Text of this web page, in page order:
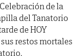
de la
del Tanatorio
de HOY
restos mortales